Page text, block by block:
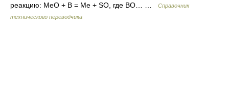
реакцию: МеО + В = Me + SO, где ВО… …
Справочник
технического переводчика